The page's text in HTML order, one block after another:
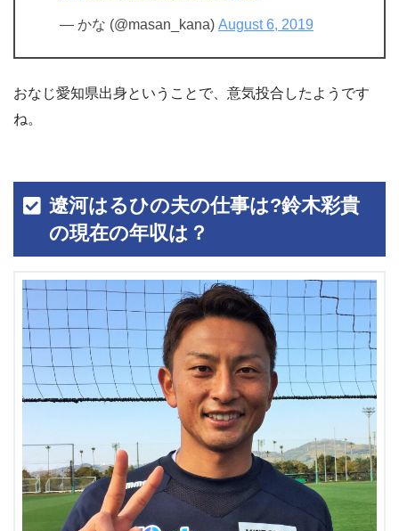
— かな (@masan_kana) August 6, 2019
おなじ愛知県出身ということで、意気投合したようです
ね。
遼河はるひの夫の仕事は?鈴木彩貴
の現在の年収は？